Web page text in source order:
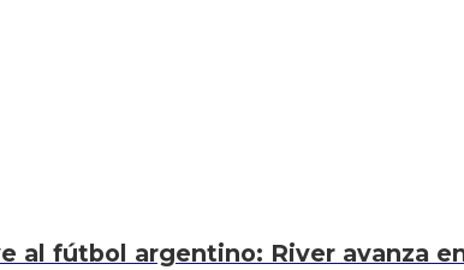
al fútbol argentino: River avanza